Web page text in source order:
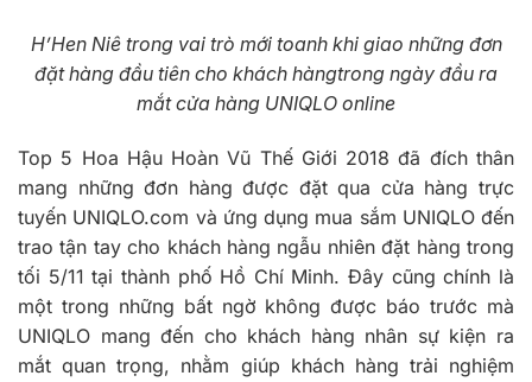
H’Hen Niê trong vai trò mới toanh khi giao những đơn
đặt hàng đầu tiên cho khách hàngtrong ngày đầu ra
mắt cửa hàng UNIQLO online
Top 5 Hoa Hậu Hoàn Vũ Thế Giới 2018 đã đích thân
mang những đơn hàng được đặt qua cửa hàng trực
tuyến UNIQLO.com và ứng dụng mua sắm UNIQLO đến
trao tận tay cho khách hàng ngẫu nhiên đặt hàng trong
tối 5/11 tại thành phố Hồ Chí Minh. Đây cũng chính là
một trong những bất ngờ không được báo trước mà
UNIQLO mang đến cho khách hàng nhân sự kiện ra
mắt quan trọng, nhằm giúp khách hàng trải nghiệm